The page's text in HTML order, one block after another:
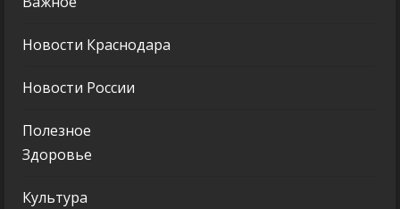
Новости Краснодара
Новости России
Полезное
Здоровье
Культура